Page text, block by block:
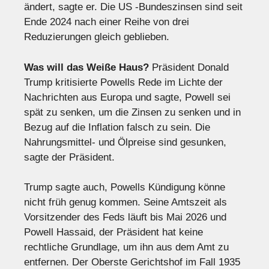
ändert, sagte er. Die US -Bundeszinsen sind seit
Ende 2024 nach einer Reihe von drei
Reduzierungen gleich geblieben.
Was will das Weiße Haus? Präsident Donald
Trump kritisierte Powells Rede im Lichte der
Nachrichten aus Europa und sagte, Powell sei
spät zu senken, um die Zinsen zu senken und in
Bezug auf die Inflation falsch zu sein. Die
Nahrungsmittel- und Ölpreise sind gesunken,
sagte der Präsident.
Trump sagte auch, Powells Kündigung könne
nicht früh genug kommen. Seine Amtszeit als
Vorsitzender des Feds läuft bis Mai 2026 und
Powell Hassaid, der Präsident hat keine
rechtliche Grundlage, um ihn aus dem Amt zu
entfernen. Der Oberste Gerichtshof im Fall 1935